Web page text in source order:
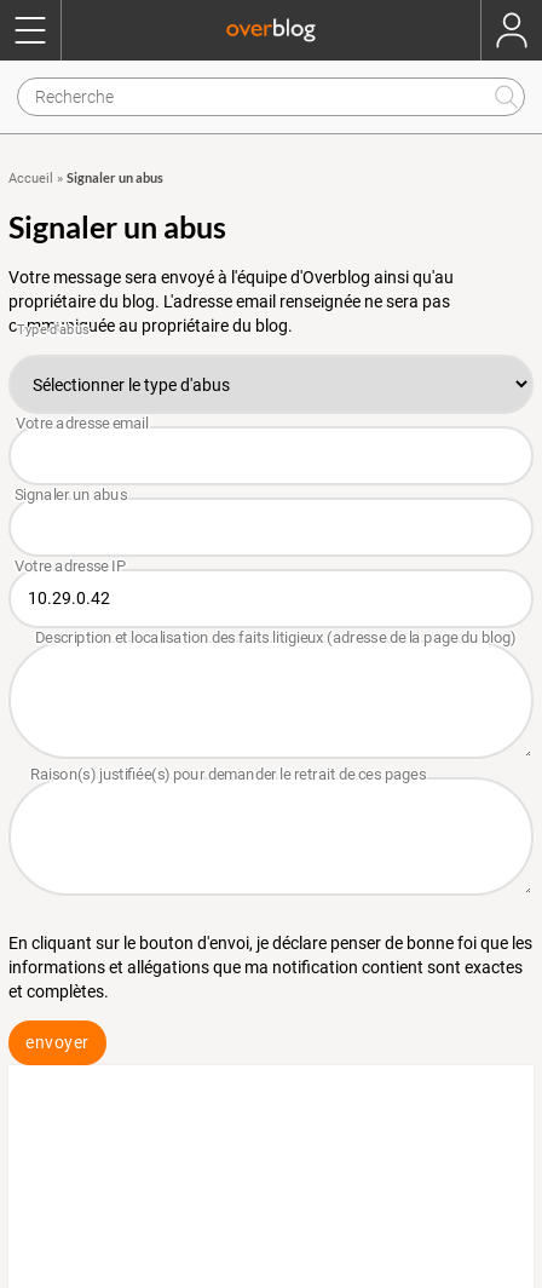
Accueil » Signaler un abus
Signaler un abus
Votre message sera envoyé à l'équipe d'Overblog ainsi qu'au
propriétaire du blog. L'adresse email renseignée ne sera pas
communiquée au propriétaire du blog.
En cliquant sur le bouton d'envoi, je déclare penser de bonne foi que les
informations et allégations que ma notification contient sont exactes
et complètes.
envoyer